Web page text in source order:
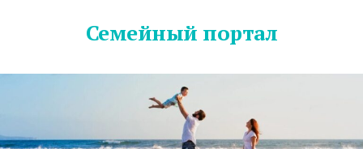
Семейный портал